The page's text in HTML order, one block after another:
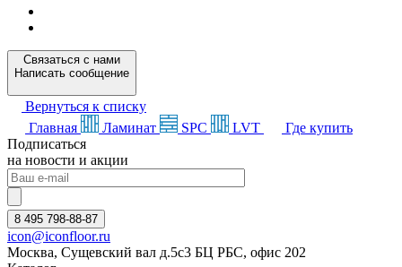
Связаться с нами
Написать сообщение
Вернуться к списку
Главная
Ламинат SPC LVT
Где купить
Подписаться
на новости и акции
8 495 798-88-87
icon@iconfloor.ru
Москва, Сущевский вал д.5с3 БЦ РБС, офис 202